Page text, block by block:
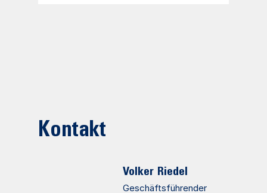
Kontakt
Volker Riedel
Geschäftsführender